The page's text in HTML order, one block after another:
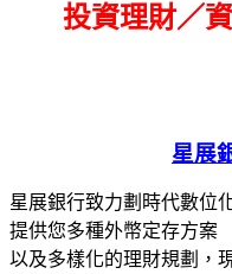
投資理財／
星展
星展銀行致力劃時代數位
提供您多種外幣定存方案
以及多樣化的理財規劃，